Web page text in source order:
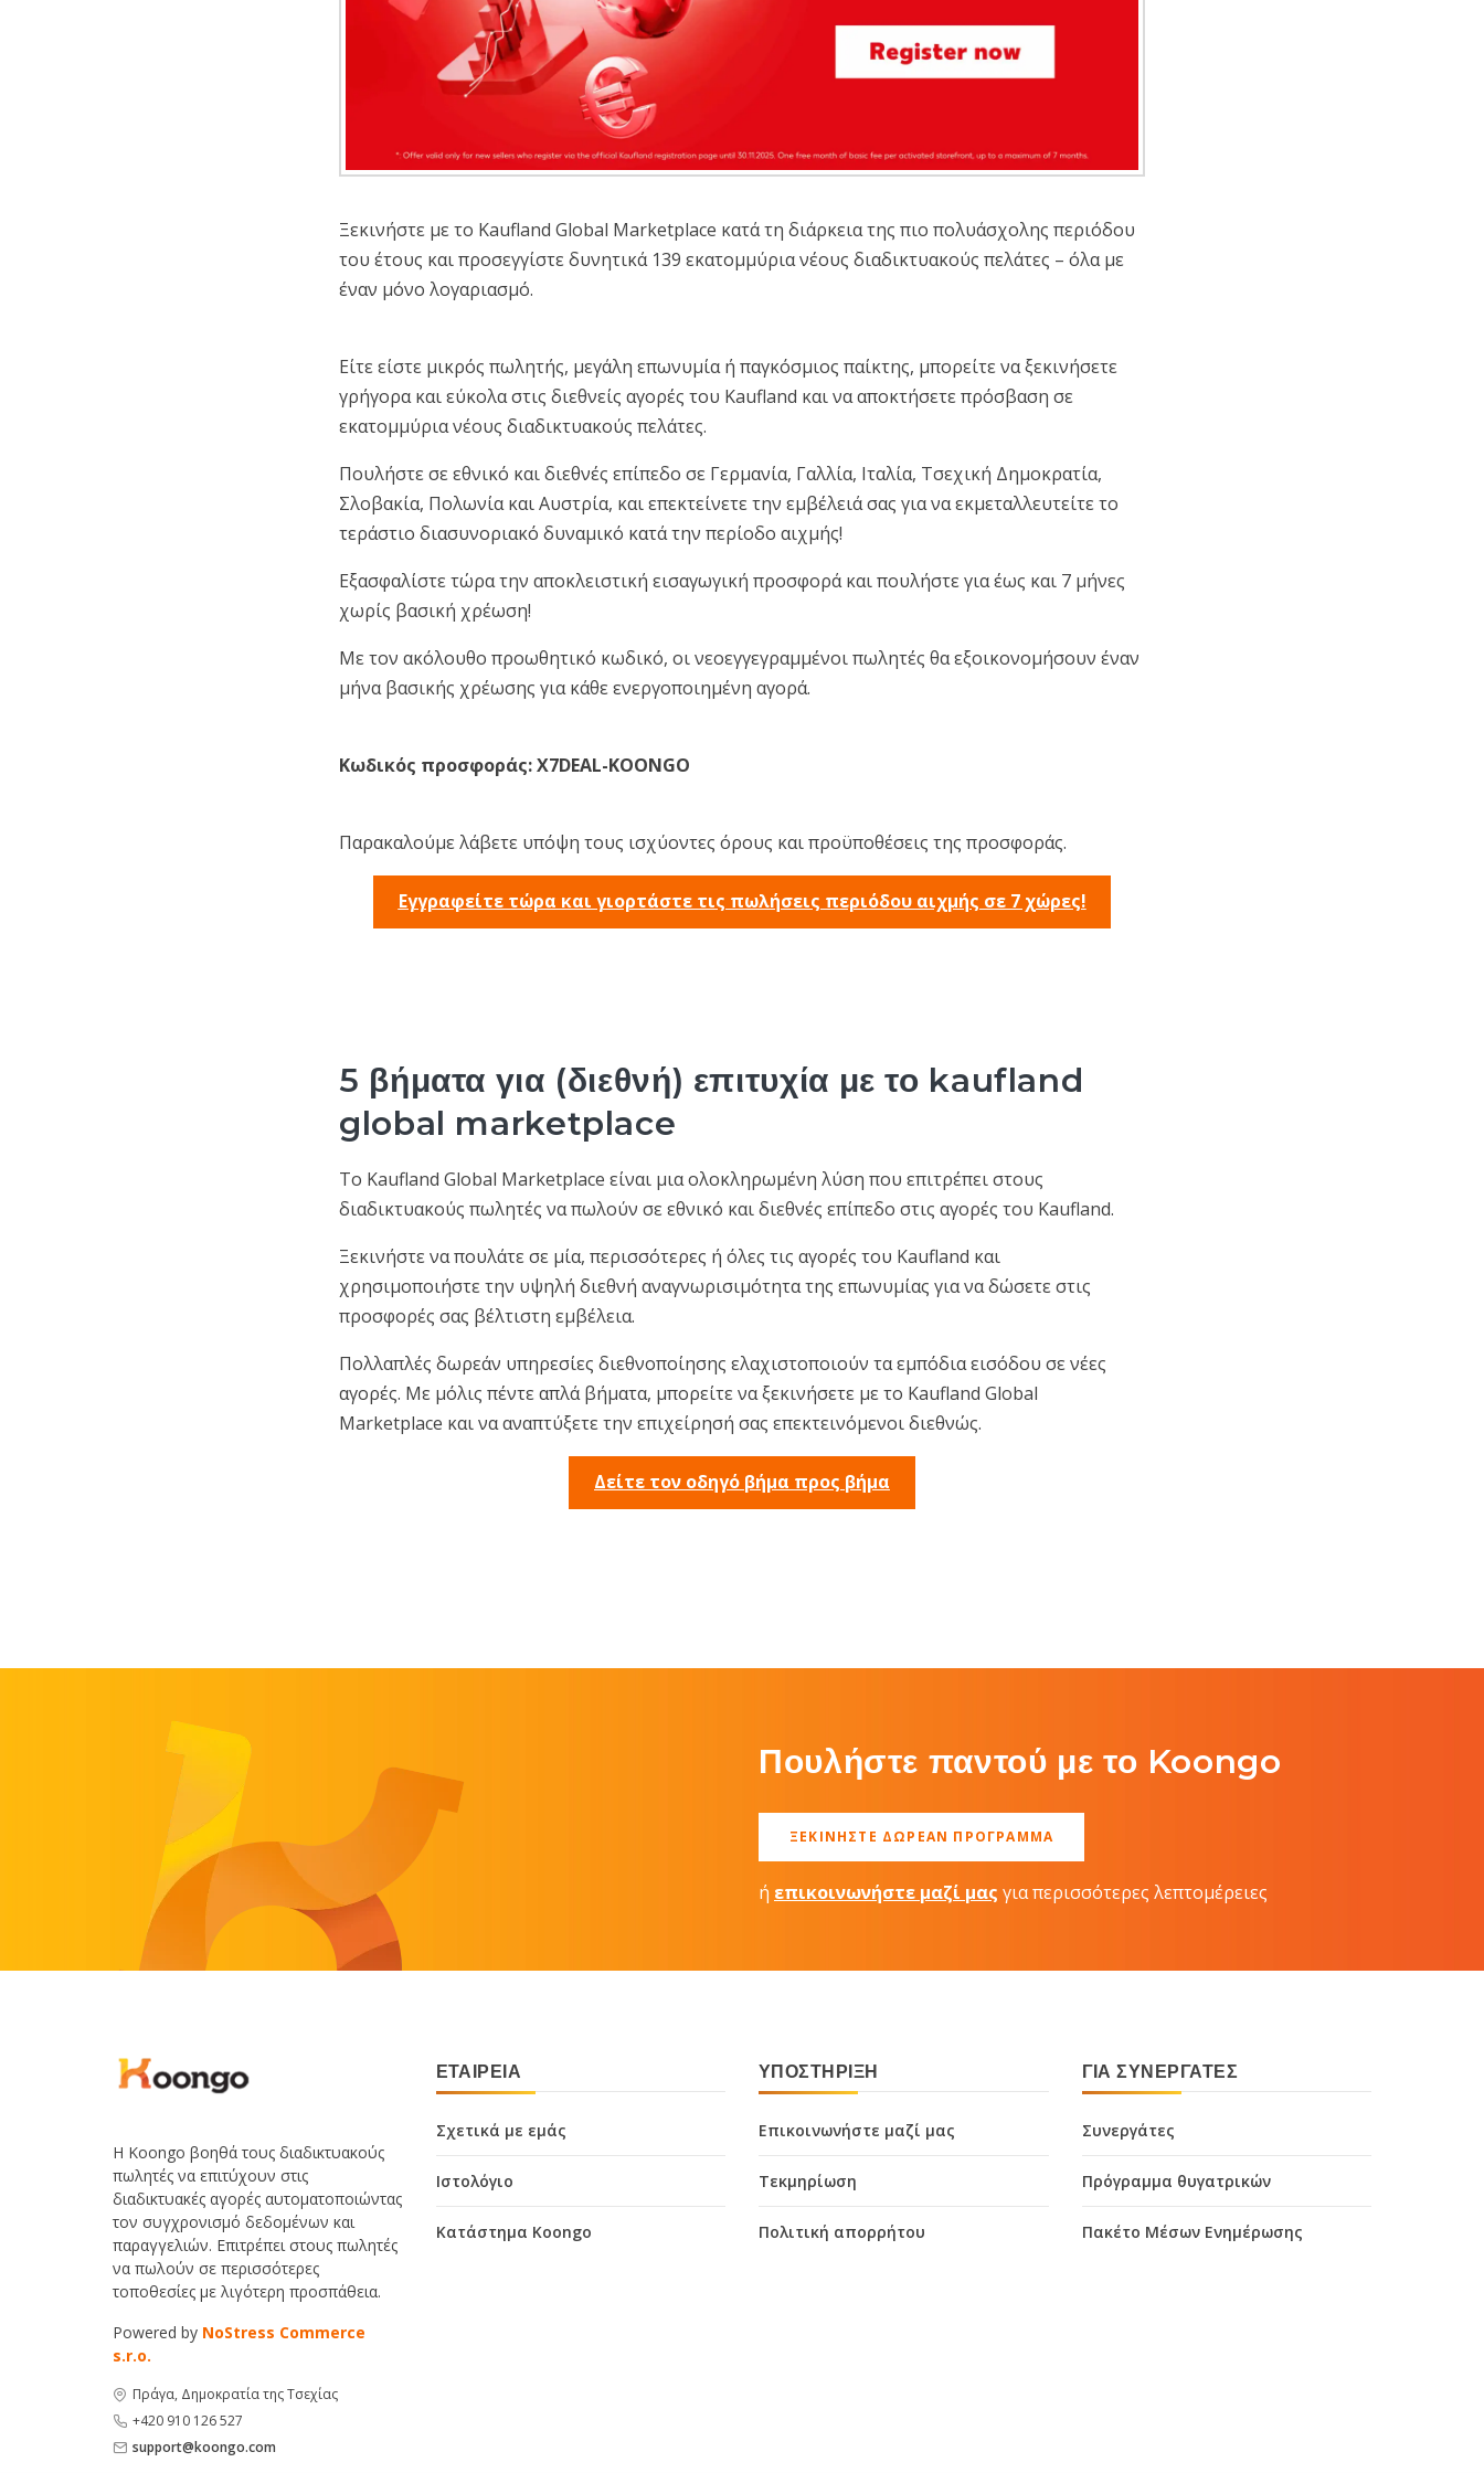
Ξεκινήστε με το Kaufland Global Marketplace κατά τη διάρκεια της πιο πολυάσχολης περιόδου
του έτους και προσεγγίστε δυνητικά 139 εκατομμύρια νέους διαδικτυακούς πελάτες – όλα με
έναν μόνο λογαριασμό.
Είτε είστε μικρός πωλητής, μεγάλη επωνυμία ή παγκόσμιος παίκτης, μπορείτε να ξεκινήσετε
γρήγορα και εύκολα στις διεθνείς αγορές του Kaufland και να αποκτήσετε πρόσβαση σε
εκατομμύρια νέους διαδικτυακούς πελάτες.
Πουλήστε σε εθνικό και διεθνές επίπεδο σε Γερμανία, Γαλλία, Ιταλία, Τσεχική Δημοκρατία,
Σλοβακία, Πολωνία και Αυστρία, και επεκτείνετε την εμβέλειά σας για να εκμεταλλευτείτε το
τεράστιο διασυνοριακό δυναμικό κατά την περίοδο αιχμής!
Εξασφαλίστε τώρα την αποκλειστική εισαγωγική προσφορά και πουλήστε για έως και 7 μήνες
χωρίς βασική χρέωση!
Με τον ακόλουθο προωθητικό κωδικό, οι νεοεγγεγραμμένοι πωλητές θα εξοικονομήσουν έναν
μήνα βασικής χρέωσης για κάθε ενεργοποιημένη αγορά.
Κωδικός προσφοράς: X7DEAL-KOONGO
Παρακαλούμε λάβετε υπόψη τους ισχύοντες όρους και προϋποθέσεις της προσφοράς.
Εγγραφείτε τώρα και γιορτάστε τις πωλήσεις περιόδου αιχμής σε 7 χώρες!
5 βήματα για (διεθνή) επιτυχία με το kaufland
global marketplace
Το Kaufland Global Marketplace είναι μια ολοκληρωμένη λύση που επιτρέπει στους
διαδικτυακούς πωλητές να πωλούν σε εθνικό και διεθνές επίπεδο στις αγορές του Kaufland.
Ξεκινήστε να πουλάτε σε μία, περισσότερες ή όλες τις αγορές του Kaufland και
χρησιμοποιήστε την υψηλή διεθνή αναγνωρισιμότητα της επωνυμίας για να δώσετε στις
προσφορές σας βέλτιστη εμβέλεια.
Πολλαπλές δωρεάν υπηρεσίες διεθνοποίησης ελαχιστοποιούν τα εμπόδια εισόδου σε νέες
αγορές. Με μόλις πέντε απλά βήματα, μπορείτε να ξεκινήσετε με το Kaufland Global
Marketplace και να αναπτύξετε την επιχείρησή σας επεκτεινόμενοι διεθνώς.
Δείτε τον οδηγό βήμα προς βήμα
Πουλήστε παντού με το Koongo
ΞΕΚΙΝΉΣΤΕ ΔΩΡΕΆΝ ΠΡΌΓΡΑΜΜΑ
ή επικοινωνήστε μαζί μας για περισσότερες λεπτομέρειες
Η Koongo βοηθά τους διαδικτυακούς
πωλητές να επιτύχουν στις
διαδικτυακές αγορές αυτοματοποιώντας
τον συγχρονισμό δεδομένων και
παραγγελιών. Επιτρέπει στους πωλητές
να πωλούν σε περισσότερες
τοποθεσίες με λιγότερη προσπάθεια.
Powered by NoStress Commerce
s.r.o.
Πράγα, Δημοκρατία της Τσεχίας
+420 910 126 527
support@koongo.com
ΕΤΑΙΡΕΊΑ
Σχετικά με εμάς
Ιστολόγιο
Κατάστημα Koongo
ΥΠΟΣΤΉΡΙΞΗ
Επικοινωνήστε μαζί μας
Τεκμηρίωση
Πολιτική απορρήτου
ΓΙΑ ΣΥΝΕΡΓΆΤΕΣ
Συνεργάτες
Πρόγραμμα θυγατρικών
Πακέτο Μέσων Ενημέρωσης